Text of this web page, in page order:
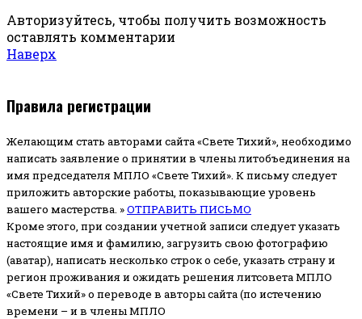
Авторизуйтесь, чтобы получить возможность
оставлять комментарии
Наверх
Правила регистрации
Желающим стать авторами сайта «Свете Тихий», необходимо
написать заявление о принятии в члены литобъединения на
имя председателя МПЛО «Свете Тихий». К письму следует
приложить авторские работы, показывающие уровень
вашего мастерства. »ОТПРАВИТЬ ПИСЬМО
Кроме этого, при создании учетной записи следует указать
настоящие имя и фамилию, загрузить свою фотографию
(аватар), написать несколько строк о себе, указать страну и
регион проживания и ожидать решения литсовета МПЛО
«Свете Тихий» о переводе в авторы сайта (по истечению
времени – и в члены МПЛО